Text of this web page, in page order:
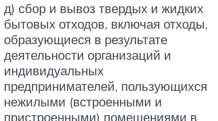
д) сбор и вывоз твердых и жидких
бытовых отходов, включая отходы,
образующиеся в результате
деятельности организаций и
индивидуальных
предпринимателей, пользующихся
нежилыми (встроенными и
пристроенными) помещениями в